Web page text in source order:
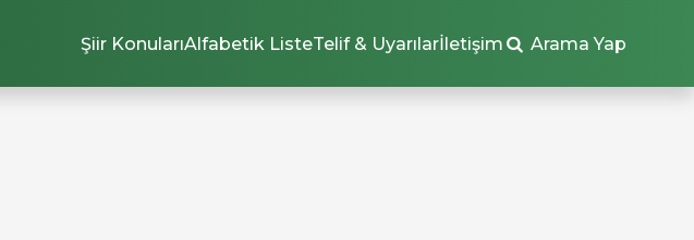
Şiir KonularıAlfabetik ListeTelif & Uyarılarİletişim Arama Yap